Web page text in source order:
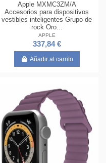
Apple MXMC3ZM/A
Accesorios para dispositivos
vestibles inteligentes Grupo de
rock Oro...
APPLE
337,84 €
Añadir al carrito